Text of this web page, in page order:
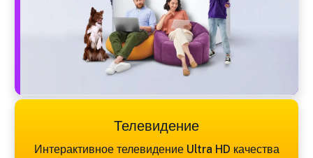
Телевидение
Интерактивное телевидение Ultra HD качества